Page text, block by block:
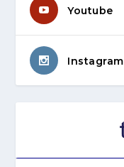
Youtube
Instagram